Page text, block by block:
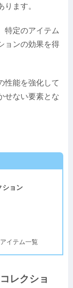
ます。
特定のアイテム
ョンの効果を得
性能を強化して
せない要素とな
ション
イテム一覧
レクショ